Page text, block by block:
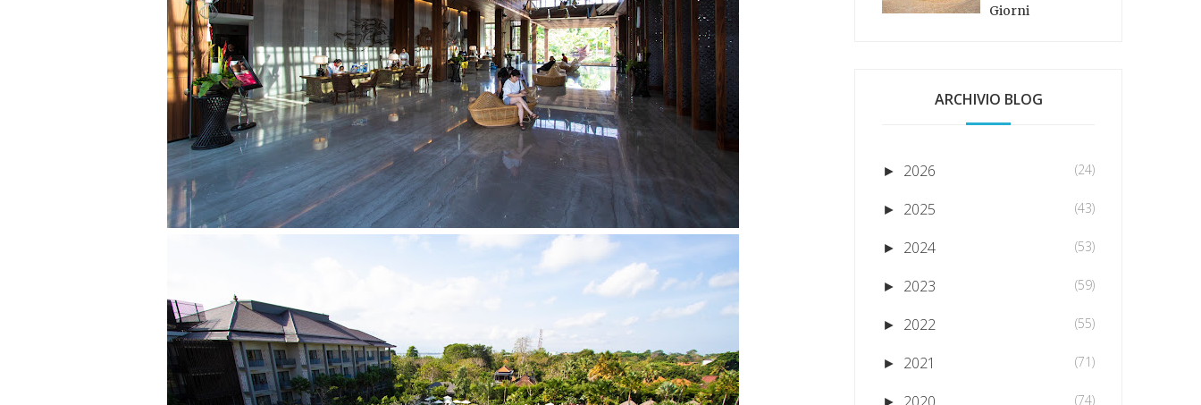
Giorni
ARCHIVIO BLOG
► 2026 (24)
► 2025 (43)
► 2024 (53)
► 2023 (59)
► 2022 (55)
► 2021 (71)
► 2020 (74)